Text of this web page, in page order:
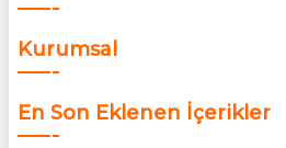
Kurumsal
En Son Eklenen İçerikler